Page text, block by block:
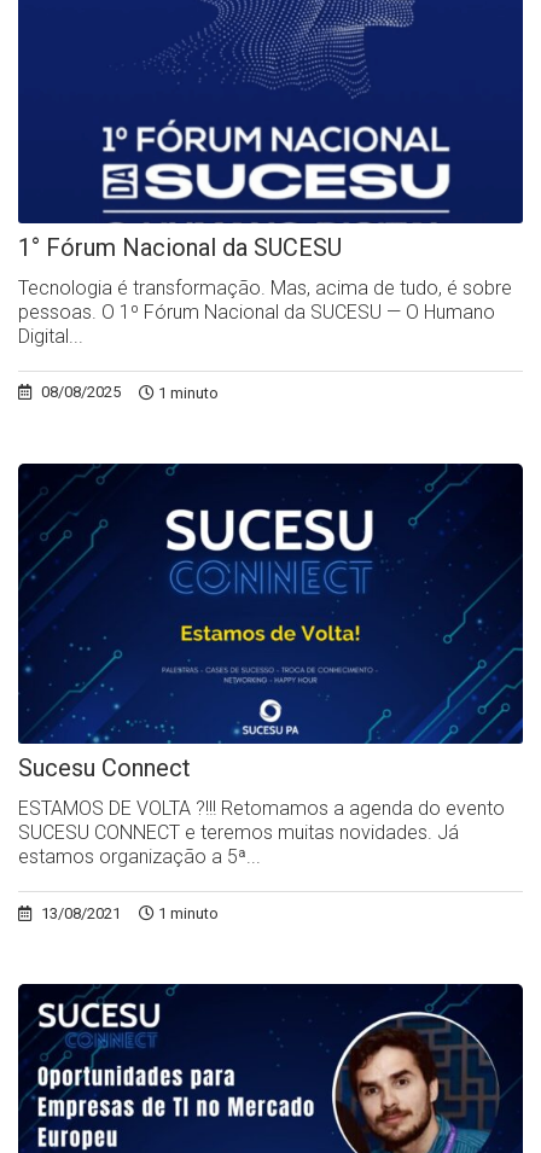
1° Fórum Nacional da SUCESU
Tecnologia é transformação. Mas, acima de tudo, é sobre
pessoas. O 1º Fórum Nacional da SUCESU — O Humano
Digital...
08/08/2025 1 minuto
Sucesu Connect
ESTAMOS DE VOLTA ?!!! Retomamos a agenda do evento
SUCESU CONNECT e teremos muitas novidades. Já
estamos organização a 5ª...
13/08/2021 1 minuto